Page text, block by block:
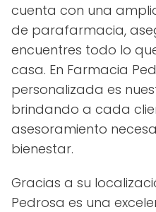
cuenta con una
de parafarmacia,
encuentres todo lo
casa. En Farmacia
personalizada es
brindando a cada
asesoramiento
bienestar.
Gracias a su
Pedrosa es una